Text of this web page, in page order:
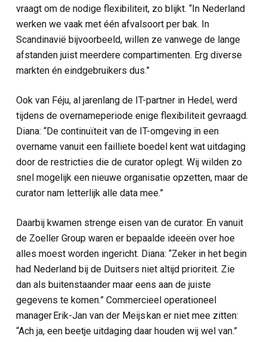
vraagt om de nodige flexibiliteit, zo blijkt. “In Nederland
werken we vaak met één afvalsoort per bak. In
Scandinavië bijvoorbeeld, willen ze vanwege de lange
afstanden juist meerdere compartimenten. Erg diverse
markten én eindgebruikers dus.”
Ook van Féju, al jarenlang de IT-partner in Hedel, werd
tijdens de overnameperiode enige flexibiliteit gevraagd.
Diana: “De continuïteit van de IT-omgeving in een
overname vanuit een failliete boedel kent wat uitdaging
door de restricties die de curator oplegt. Wij wilden zo
snel mogelijk een nieuwe organisatie opzetten, maar de
curator nam letterlijk alle data mee.”
Daarbij kwamen strenge eisen van de curator. En vanuit
de Zoeller Group waren er bepaalde ideeën over hoe
alles moest worden ingericht. Diana: “Zeker in het begin
had Nederland bij de Duitsers niet altijd prioriteit. Zie
dan als buitenstaander maar eens aan de juiste
gegevens te komen.” Commercieel operationeel
manager Erik-Jan van der Meijs kan er niet mee zitten:
“Ach ja, een beetje uitdaging daar houden wij wel van.”